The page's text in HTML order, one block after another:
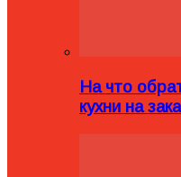
На что
кухни на